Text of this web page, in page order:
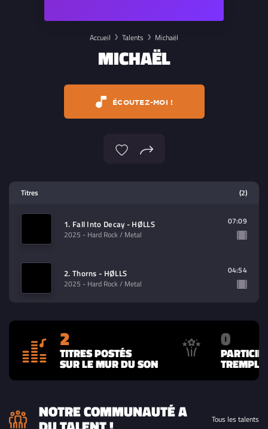
Accueil Talents Michaël
MICHAËL
ÉCOUTEZ-MOI !
contenu à lire (audio/video)
Titres (2)
1. Fall Into Decay - HØLLS
2025 - Hard Rock / Metal
07:09
2. Thorns - HØLLS
2025 - Hard Rock / Metal
04:54
2
TITRES POSTÉS
SUR LE MUR DU SON
0
NOTRE COMMUNAUTÉ A Tous les talents